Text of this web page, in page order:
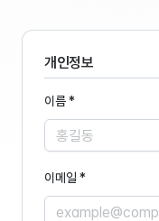
개인정보
이름 *
이메일 *